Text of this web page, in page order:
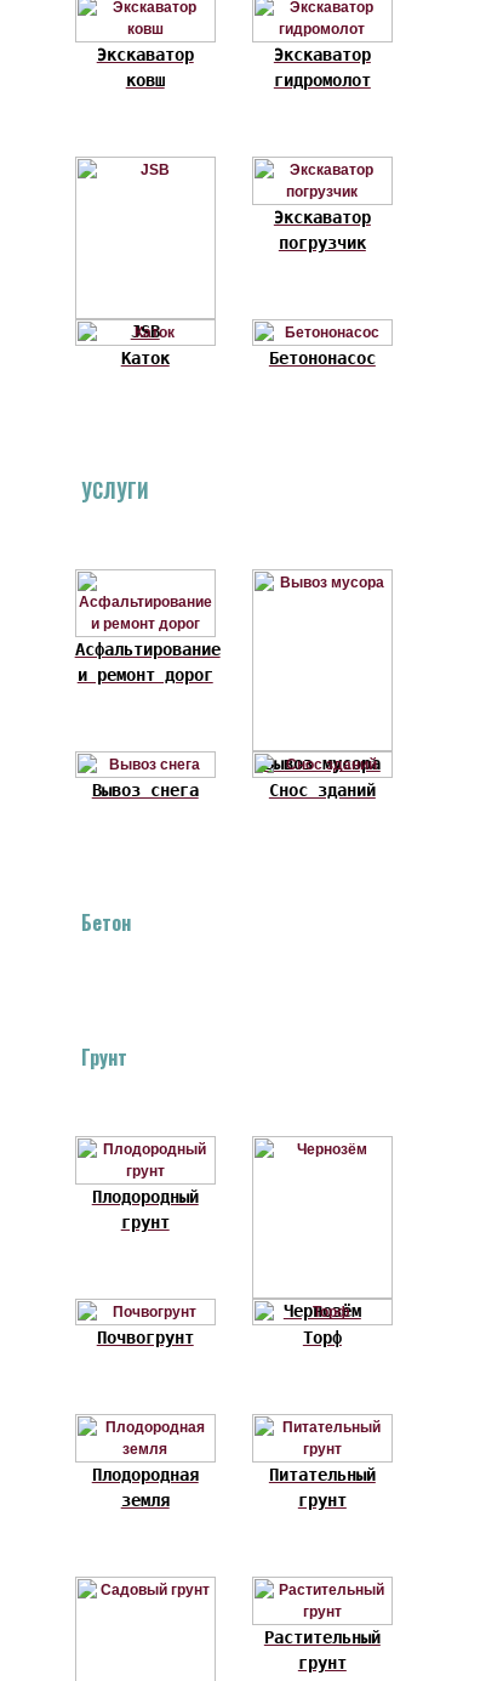
Экскаватор
ковш
Экскаватор
гидромолот
JSB
Экскаватор
погрузчик
Каток Бетононасос
УСЛУГИ
Асфальтирование
и ремонт дорог
Вывоз мусора
Вывоз снега
Снос зданий
Бетон
Грунт
Плодородный
грунт
Чернозём
Почвогрунт
Торф
Плодородная
земля
Питательный
грунт
Растительный
грунт